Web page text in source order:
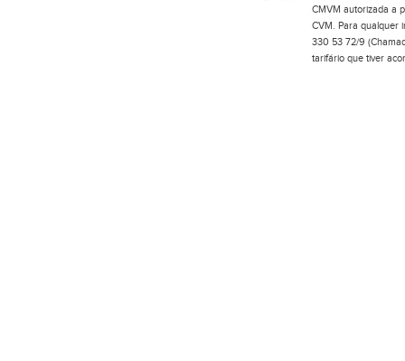
CMVM autorizada a
CVM. Para qualquer
330 53 72/9
tarifário que tiver